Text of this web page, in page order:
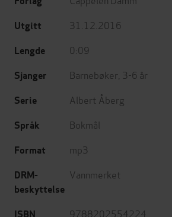
Utgitt 31.12.2016
Lengde 0:09
Sjanger Barnebøker 3-6 år
Serie Albert Åberg
Språk Bokmål
Format mp3
DRM-
beskyttelse
Vannmerket
ISBN 9788202554224